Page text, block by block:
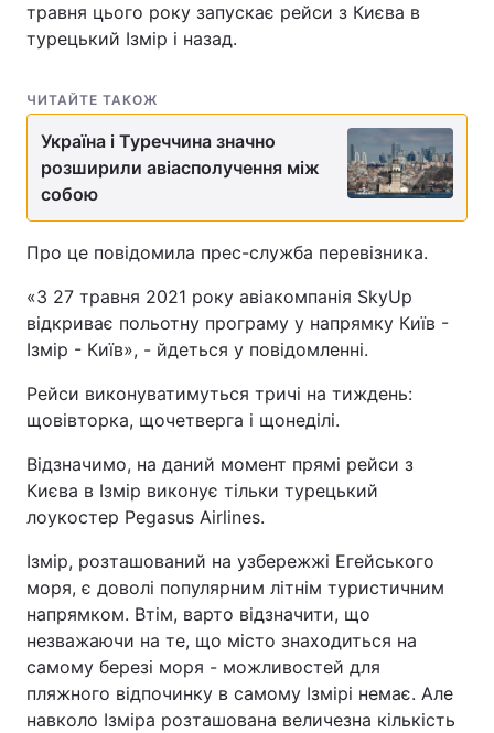
травня цього року запускає рейси з Києва в
турецький Ізмір і назад.
ЧИТАЙТЕ ТАКОЖ
Україна і Туреччина значно
розширили авіасполучення між
собою
Про це повідомила прес-служба перевізника.
«З 27 травня 2021 року авіакомпанія SkyUp
відкриває польотну програму у напрямку Київ -
Ізмір - Київ», - йдеться у повідомленні.
Рейси виконуватимуться тричі на тиждень:
щовівторка, щочетверга і щонеділі.
Відзначимо, на даний момент прямі рейси з
Києва в Ізмір виконує тільки турецький
лоукостер Pegasus Airlines.
Ізмір, розташований на узбережжі Егейського
моря, є доволі популярним літнім туристичним
напрямком. Втім, варто відзначити, що
незважаючи на те, що місто знаходиться на
самому березі моря - можливостей для
пляжного відпочинку в самому Ізмірі немає. Але
навколо Ізміра розташована величезна кількість